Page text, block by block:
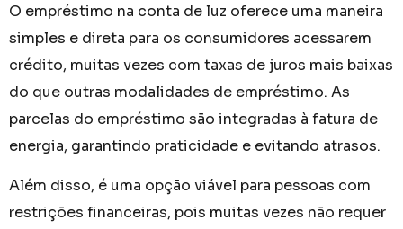
O empréstimo na conta de luz oferece uma maneira
simples e direta para os consumidores acessarem
crédito, muitas vezes com taxas de juros mais baixas
do que outras modalidades de empréstimo. As
parcelas do empréstimo são integradas à fatura de
energia, garantindo praticidade e evitando atrasos.
Além disso, é uma opção viável para pessoas com
restrições financeiras, pois muitas vezes não requer